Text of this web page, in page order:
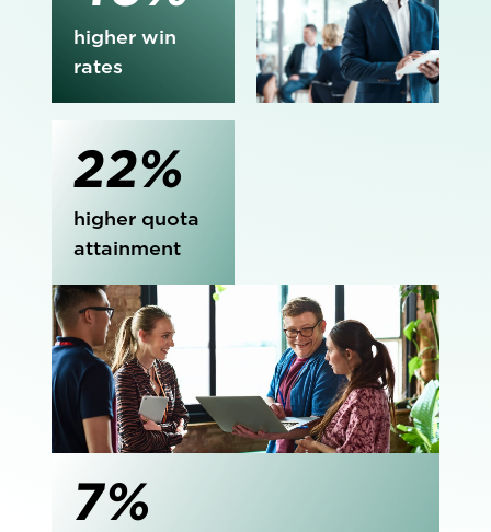
higher win
rates
22%
higher quota
attainment
7%